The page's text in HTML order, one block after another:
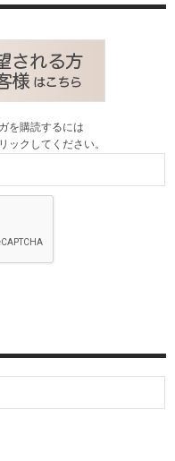
を購読するには
ックしてください。